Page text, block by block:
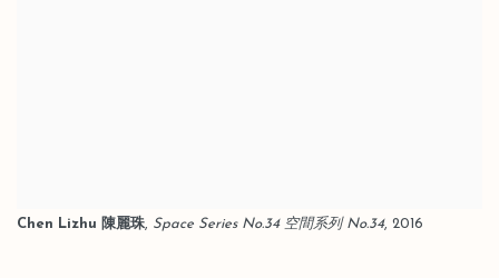
Chen Lizhu 陳麗珠, Space Series No.34 空間系列 No.34, 2016